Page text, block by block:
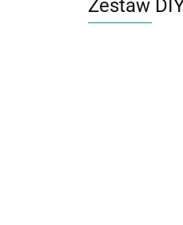
Zestaw